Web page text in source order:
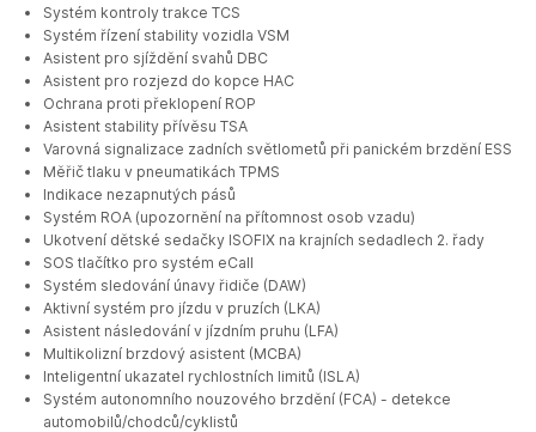
Systém kontroly trakce TCS
Systém řízení stability vozidla VSM
Asistent pro sjíždění svahů DBC
Asistent pro rozjezd do kopce HAC
Ochrana proti překlopení ROP
Asistent stability přívěsu TSA
Varovná signalizace zadních světlometů při panickém brzdění ESS
Měřič tlaku v pneumatikách TPMS
Indikace nezapnutých pásů
Systém ROA (upozornění na přítomnost osob vzadu)
Ukotvení dětské sedačky ISOFIX na krajních sedadlech 2. řady
SOS tlačítko pro systém eCall
Systém sledování únavy řidiče (DAW)
Aktivní systém pro jízdu v pruzích (LKA)
Asistent následování v jízdním pruhu (LFA)
Multikolizní brzdový asistent (MCBA)
Inteligentní ukazatel rychlostních limitů (ISLA)
Systém autonomního nouzového brzdění (FCA) - detekce
automobilů/chodců/cyklistů